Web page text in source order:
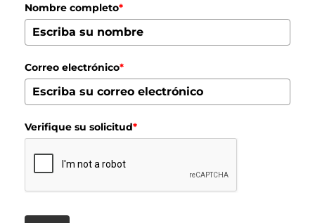
Nombre completo*
Correo electrónico*
Verifique su solicitud*